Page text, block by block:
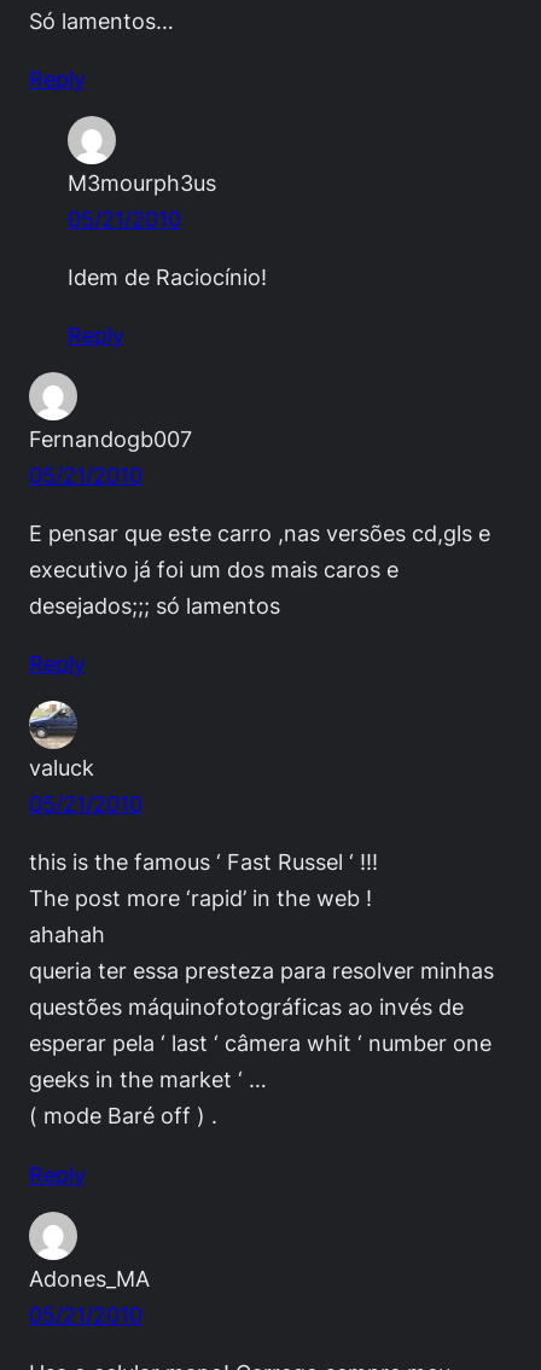
Só lamentos…
Reply
M3mourph3us
05/21/2010
Idem de Raciocínio!
Reply
Fernandogb007
05/21/2010
E pensar que este carro ,nas versões cd,gls e
executivo já foi um dos mais caros e
desejados;;; só lamentos
Reply
valuck
05/21/2010
this is the famous ‘ Fast Russel ‘ !!!
The post more ‘rapid’ in the web !
ahahah
queria ter essa presteza para resolver minhas
questões máquinofotográficas ao invés de
esperar pela ‘ last ‘ câmera whit ‘ number one
geeks in the market ‘ …
( mode Baré off ) .
Reply
Adones_MA
05/21/2010